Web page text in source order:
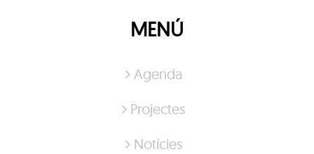
MENÚ
Agenda
Projectes
Notícies